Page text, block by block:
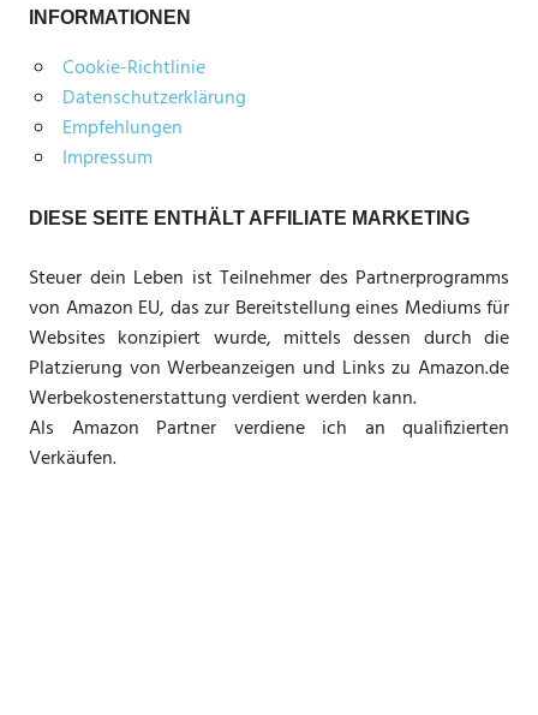
INFORMATIONEN
Cookie-Richtlinie
Datenschutzerklärung
Empfehlungen
Impressum
DIESE SEITE ENTHÄLT AFFILIATE MARKETING
Steuer dein Leben ist Teilnehmer des Partnerprogramms
von Amazon EU, das zur Bereitstellung eines Mediums für
Websites konzipiert wurde, mittels dessen durch die
Platzierung von Werbeanzeigen und Links zu Amazon.de
Werbekostenerstattung verdient werden kann.
Als Amazon Partner verdiene ich an qualifizierten
Verkäufen.